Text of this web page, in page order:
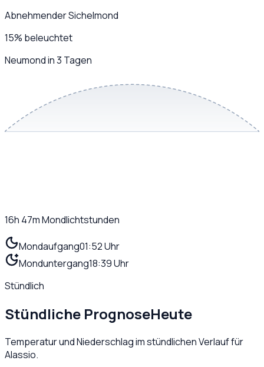
Abnehmender Sichelmond
15% beleuchtet
Neumond in 3 Tagen
16h 47mMondlichtstunden
Mondaufgang01:52 Uhr
Monduntergang18:39 Uhr
Stündlich
Stündliche PrognoseHeute
Temperatur und Niederschlag im stündlichen Verlauf für
Alassio.